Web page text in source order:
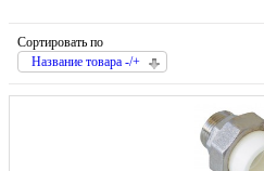
Сортировать по
Название товара -/+